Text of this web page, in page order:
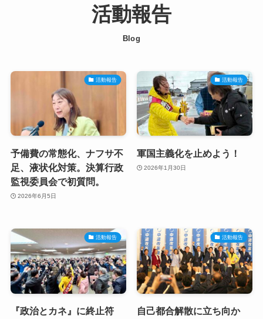
活動報告
Blog
活動報告
予備費の常態化、ナフサ不
足、液状化対策。決算行政
監視委員会で初質問。
2026年6月5日
活動報告
軍国主義化を止めよう！
2026年1月30日
活動報告
『政治とカネ』に終止符
活動報告
自己都合解散に立ち向か